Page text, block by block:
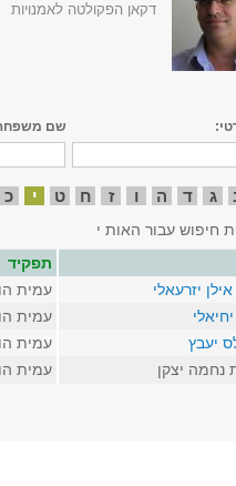
דקאן הפקולטה לאמנויות
שם
ג ד ה ו ז ח ט י כ
חיפוש עבור האות י
תפקיד
יזרעאלי
עמית
עמית
יעבץ
עמית
נחמה יצקן
עמית